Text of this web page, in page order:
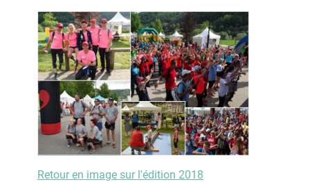
Retour en image sur l'édition 2018